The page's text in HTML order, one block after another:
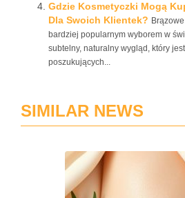
Gdzie Kosmetyczki Mogą
Dla Swoich Klientek?
bardziej popularnym wyborem w
subtelny, naturalny wygląd, który
poszukujących...
SIMILAR NEWS